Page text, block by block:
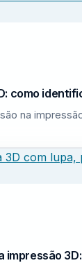
como
na
impressão